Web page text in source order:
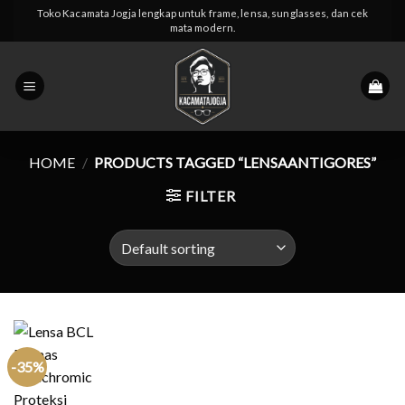
Toko Kacamata Jogja lengkap untuk frame, lensa, sunglasses, dan cek
mata modern.
HOME / PRODUCTS TAGGED “LENSAANTIGORES”
FILTER
-35%